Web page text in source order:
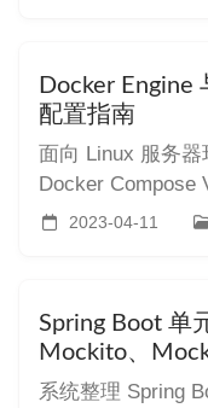
池、
运行机制。
Docker Engine
配置指南
面向 Linux 服务
Docker Compose
用参数和基础验证
2023-04-11
Spring Boot 单
Mockito、
系统整理 Spring